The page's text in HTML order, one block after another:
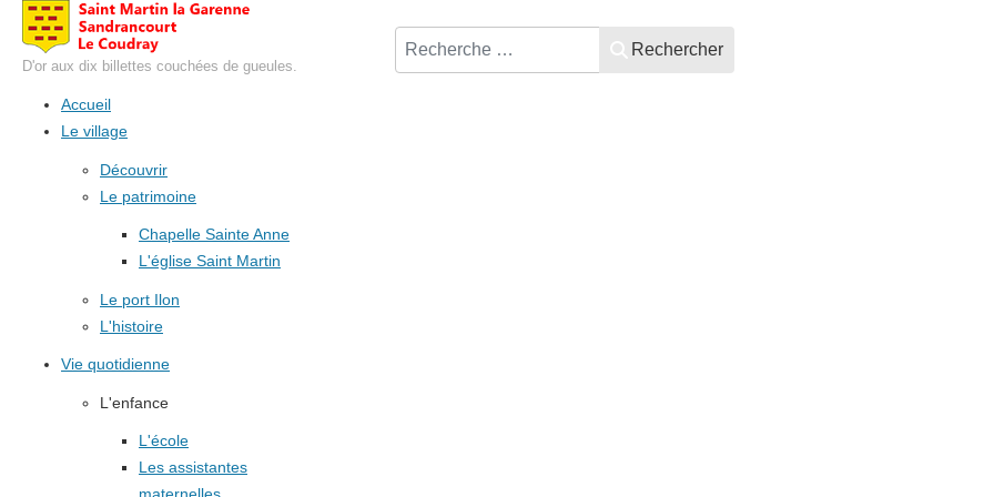
D'or aux dix billettes couchées de gueules.
Rechercher
Accueil
Le village
Découvrir
Le patrimoine
Chapelle Sainte Anne
L'église Saint Martin
Le port Ilon
L'histoire
Vie quotidienne
L'enfance
L'école
Les assistantes